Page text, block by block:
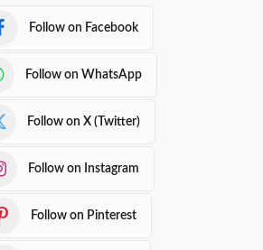
Follow on Facebook
Follow on WhatsApp
Follow on X (Twitter)
Follow on Instagram
Follow on Pinterest